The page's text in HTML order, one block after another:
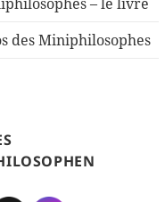
des Miniphilosophes